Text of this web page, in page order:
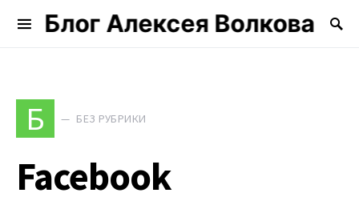
Блог Алексея Волкова
Search for:
Б БЕЗ РУБРИКИ
Facebook